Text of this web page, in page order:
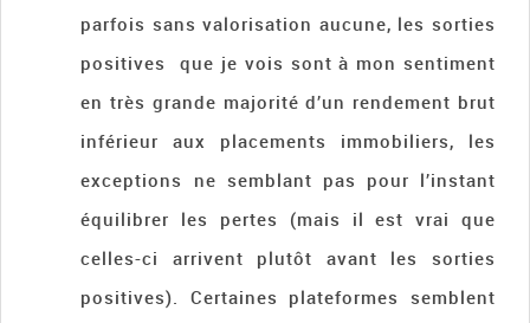
parfois sans valorisation aucune, les sorties
positives que je vois sont à mon sentiment
en très grande majorité d’un rendement brut
inférieur aux placements immobiliers, les
exceptions ne semblant pas pour l’instant
équilibrer les pertes (mais il est vrai que
celles-ci arrivent plutôt avant les sorties
positives). Certaines plateformes semblent